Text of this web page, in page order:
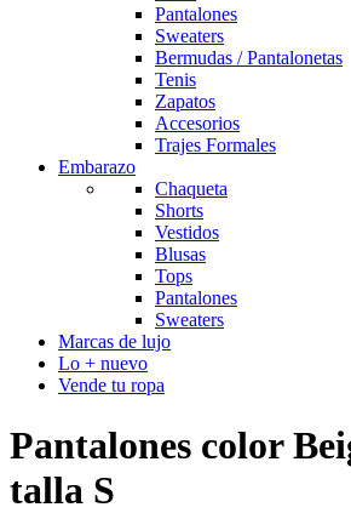
Pantalones
Sweaters
Bermudas / Pantalonetas
Tenis
Zapatos
Accesorios
Trajes Formales
Embarazo
Chaqueta
Shorts
Vestidos
Blusas
Tops
Pantalones
Sweaters
Marcas de lujo
Lo + nuevo
Vende tu ropa
Pantalones color
talla S